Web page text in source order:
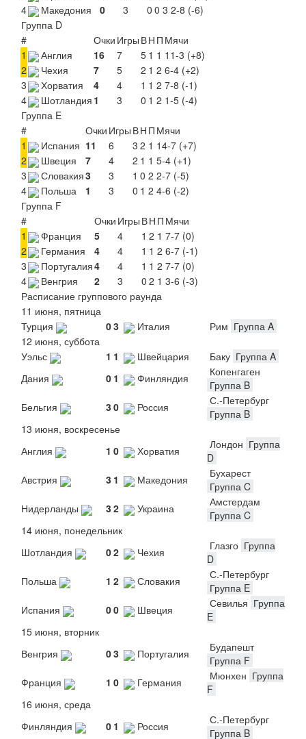
4
Македония 0 3 0 0 3 2-8 (-6)
Группа D
#
Очки Игры ВН П Мячи
1
Англия 16 7 5 1 1 11-3 (+8)
2
Чехия 7 5 2 1 2 6-4 (+2)
3
Хорватия 4 4 1 1 2 7-8 (-1)
4
Шотландия 1 3 0 1 2 1-5 (-4)
Группа E
#
Очки Игры ВН П Мячи
1
Испания 11 6 3 2 1 14-7 (+7)
2
Швеция 7 4 2 1 1 5-4 (+1)
3
Словакия3 3 1 0 2 2-7 (-5)
4
Польша 1 3 0 1 2 4-6 (-2)
Группа F
#
Очки Игры ВН П Мячи
1
Франция 5 4 1 2 1 7-7 (0)
2
Германия 4 4 1 1 2 6-7 (-1)
3
Португалия4 4 1 1 2 7-7 (0)
4
Венгрия 2 3 0 2 1 3-6 (-3)
Расписание группового раунда
11 июня, пятница
Турция
03 Италия Рим Группа A
12 июня, суббота
Уэльс
1 1 Швейцария Баку Группа A
Дания
0 1 Финляндия
Копенгаген
Группа B
Бельгия
30 Россия
С.-Петербург
Группа B
13 июня, воскресенье
Англия
1 0 Хорватия Лондон Группа
D
Австрия
3 1 Македония
Бухарест
Группа C
Нидерланды
32 Украина
Амстердам
Группа C
14 июня, понедельник
Шотландия
02 Чехия Глазго Группа
D
Польша
1 2 Словакия
С.-Петербург
Группа E
Испания
00 Швеция Севилья Группа
E
15 июня, вторник
Венгрия
03 Португалия
Будапешт
Группа F
Франция
1 0 Германия Мюнхен Группа
F
16 июня, среда
Финляндия
0 1 Россия
С.-Петербург
Группа B